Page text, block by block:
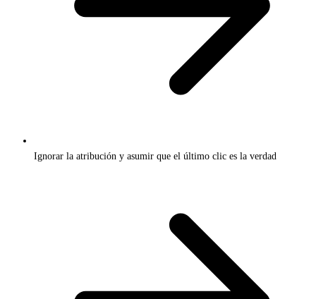
Ignorar la atribución y asumir que el último clic es la verdad